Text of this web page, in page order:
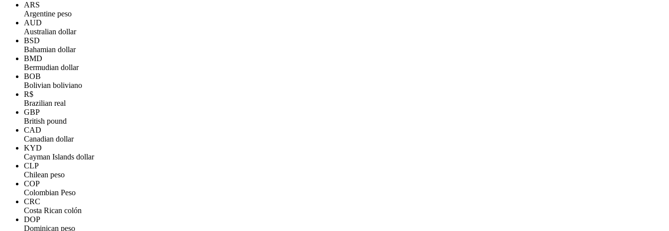
ARS
Argentine peso
AUD
Australian dollar
BSD
Bahamian dollar
BMD
Bermudian dollar
BOB
Bolivian boliviano
R$
Brazilian real
GBP
British pound
CAD
Canadian dollar
KYD
Cayman Islands dollar
CLP
Chilean peso
COP
Colombian Peso
CRC
Costa Rican colón
DOP
Dominican peso